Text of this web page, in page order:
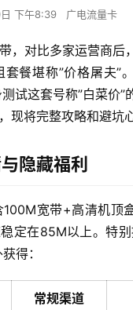
下午8:39 广电流量卡
，对比多家运营商后
餐堪称”价格屠夫”
试这套号称”白菜价”
现将完整攻略和避坑
隐藏福利
宽带+高清机顶
定在85M以上。特
得：
常规渠道